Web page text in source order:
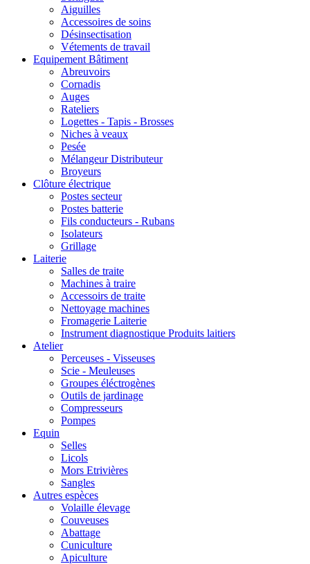
Aiguilles
Accessoires de soins
Désinsectisation
Vétements de travail
Equipement Bâtiment
Abreuvoirs
Cornadis
Auges
Rateliers
Logettes - Tapis - Brosses
Niches à veaux
Pesée
Mélangeur Distributeur
Broyeurs
Clôture électrique
Postes secteur
Postes batterie
Fils conducteurs - Rubans
Isolateurs
Grillage
Laiterie
Salles de traite
Machines à traire
Accessoirs de traite
Nettoyage machines
Fromagerie Laiterie
Instrument diagnostique Produits laitiers
Atelier
Perceuses - Visseuses
Scie - Meuleuses
Groupes éléctrogènes
Outils de jardinage
Compresseurs
Pompes
Equin
Selles
Licols
Mors Etrivières
Sangles
Autres espèces
Volaille élevage
Couveuses
Abattage
Cuniculture
Apiculture